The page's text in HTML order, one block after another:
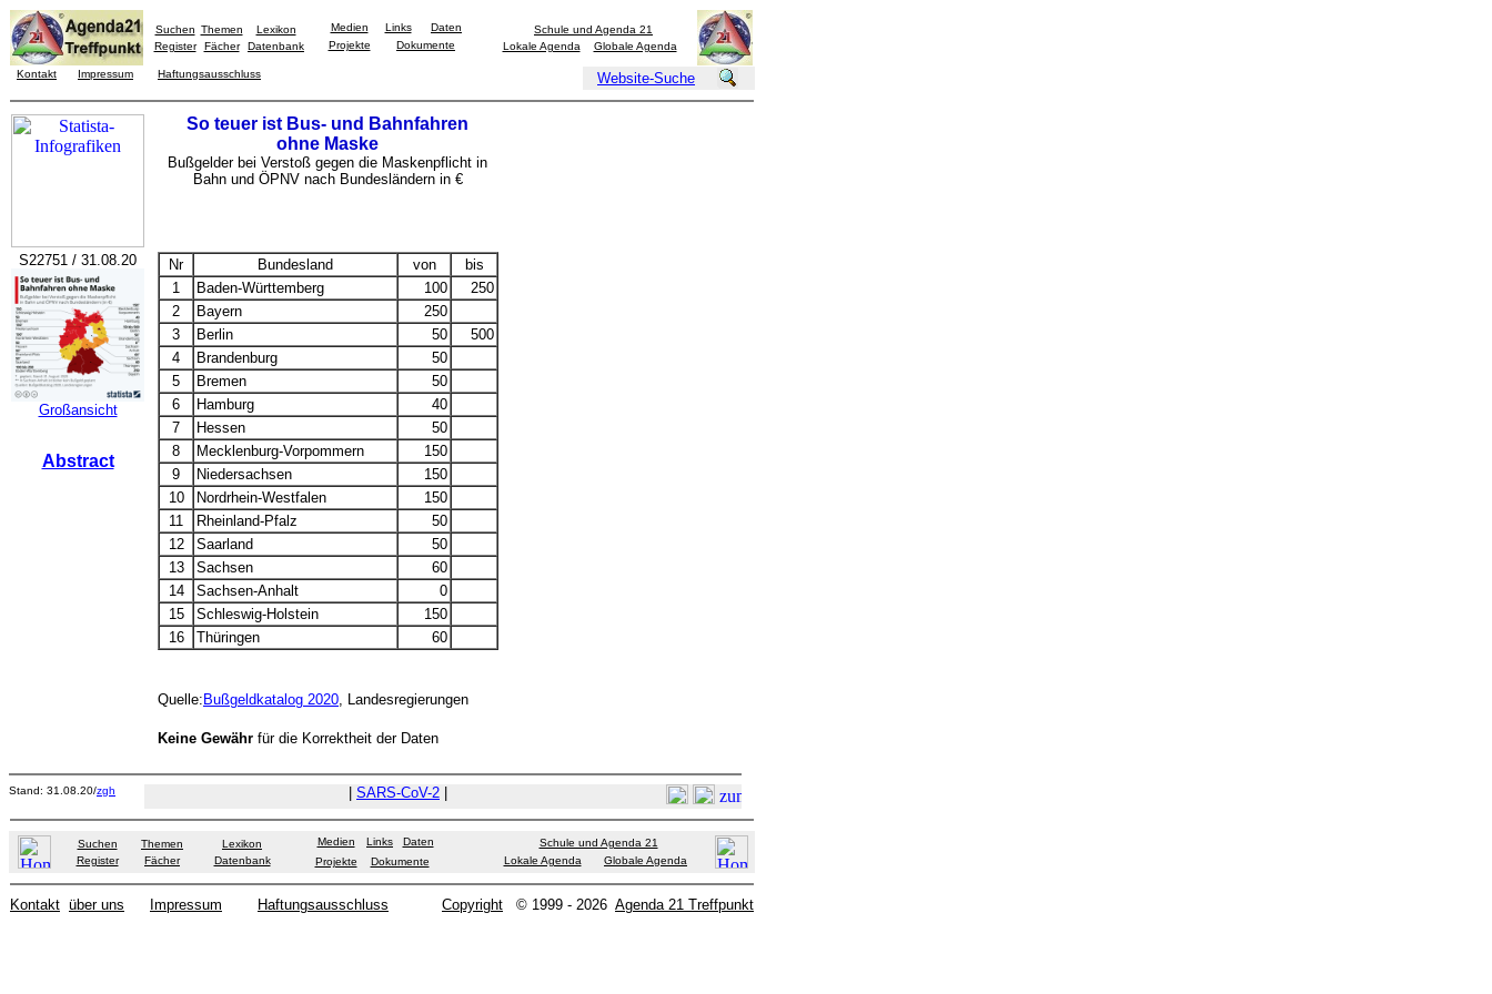
Suchen Themen
Lexikon
Register
Fächer Datenbank
Medien Links
Daten
Projekte
Dokumente
Schule und Agenda 21
Lokale Agenda
Globale Agenda
Kontakt Impressum Haftungsausschluss Website-Suche
So teuer ist Bus- und Bahnfahren
ohne Maske
Bußgelder bei Verstoß gegen die Maskenpflicht in
Bahn und ÖPNV nach Bundesländern in €
S22751 / 31.08.20
Großansicht
Abstract
Nr Bundesland von
bis
1
Baden-Württemberg 100
250
2
Bayern
250
3
Berlin 50
500
4
Brandenburg
50
5
Bremen
50
6
Hamburg
40
7
Hessen
50
8
Mecklenburg-Vorpommern
150
9
Niedersachsen
150
10
Nordrhein-Westfalen
150
11
Rheinland-Pfalz
50
12
Saarland
50
13
Sachsen
60
14
Sachsen-Anhalt
0
15
Schleswig-Holstein
150
16
Thüringen 60
Quelle: Bußgeldkatalog 2020, Landesregierungen
Keine Gewähr für die Korrektheit der Daten
Stand: 31.08.20/zgh SARS-CoV-2
Suchen Themen
Lexikon
Register
Fächer Datenbank
Medien Links
Daten
Projekte
Dokumente
Schule und Agenda 21
Lokale Agenda
Globale Agenda
Kontakt über uns Impressum Haftungsausschluss Copyright © 1999 - 2026 Agenda 21 Treffpunkt